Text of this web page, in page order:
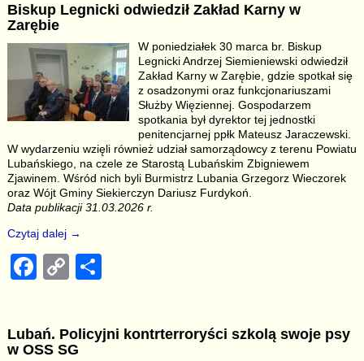
e
b
o
o
k
y
Li
n
k
e
Biskup Legnicki odwiedził Zakład Karny w
Zarębie
W poniedziałek 30 marca br. Biskup
Legnicki Andrzej Siemieniewski odwiedził
Zakład Karny w Zarębie, gdzie spotkał się
z osadzonymi oraz funkcjonariuszami
Służby Więziennej. Gospodarzem
spotkania był dyrektor tej jednostki
penitencjarnej ppłk Mateusz Jaraczewski.
W wydarzeniu wzięli również udział samorządowcy z terenu Powiatu
Lubańskiego, na czele ze Starostą Lubańskim Zbigniewem
Zjawinem. Wśród nich byli Burmistrz Lubania Grzegorz Wieczorek
oraz Wójt Gminy Siekierczyn Dariusz Furdykoń.
Data publikacji 31.03.2026 r.
Czytaj dalej →
F
e
C
y
e
Lubań. Policyjni kontrterroryści szkolą swoje psy
w OSS SG